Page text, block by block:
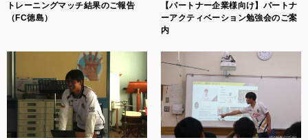
トレーニングマッチ結果のご報告
（FC徳島）
【パートナー企業様向け】パートナ
ーアクティベーション勉強会のご案
内